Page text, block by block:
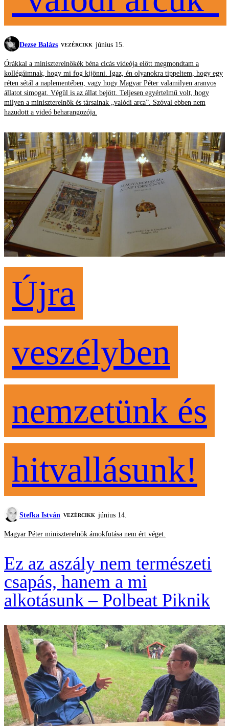
Dezse Balázs VEZÉRCIKK június 15.
Órákkal a miniszterelnökék béna cicás videója előtt megmondtam a
kollégáimnak, hogy mi fog kijönni. Igaz, én olyanokra tippeltem, hogy egy
réten sétál a naplementében, vagy hogy Magyar Péter valamilyen aranyos
állatot simogat. Végül is az állat bejött. Teljesen egyértelmű volt, hogy
milyen a miniszterelnök és társainak „valódi arca”. Szóval ebben nem
hazudott a videó beharangozója.
Újra
veszélyben
nemzetünk és
hitvallásunk!
Stefka István VEZÉRCIKK június 14.
Magyar Péter miniszterelnök ámokfutása nem ért véget.
Ez az aszály nem természeti
csapás, hanem a mi
alkotásunk – Polbeat Piknik